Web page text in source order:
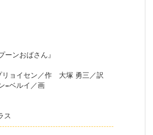
ーンおばさん』
ョイセン／作 大塚 勇三／訳
ルイ／画
ス